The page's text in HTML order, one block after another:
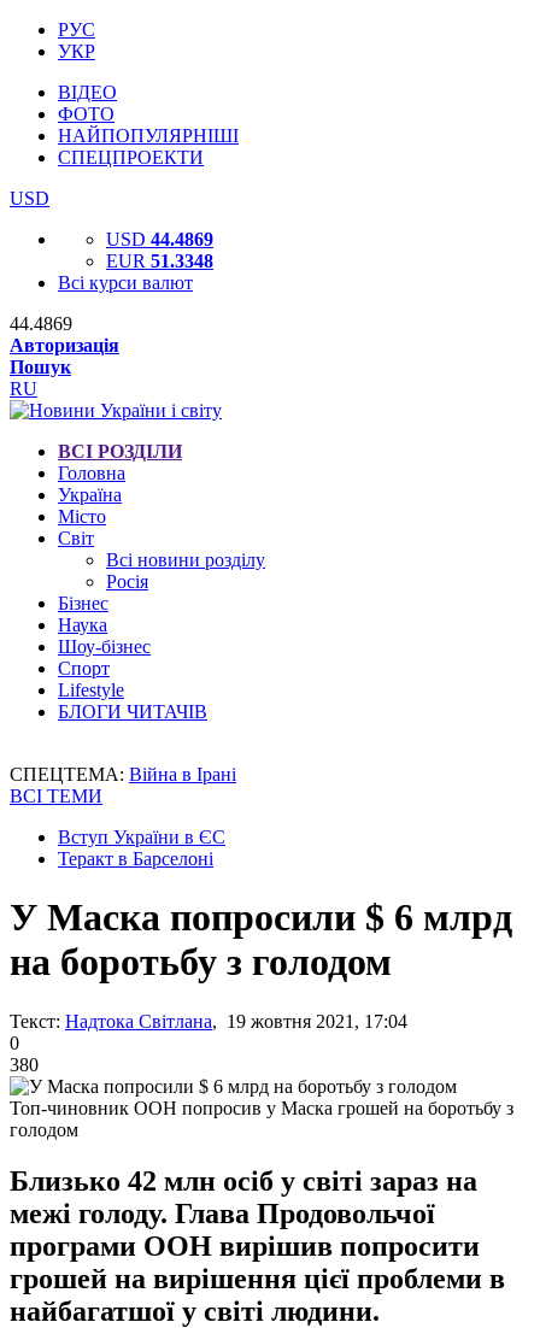
РУС
УКР
ВІДЕО
ФОТО
НАЙПОПУЛЯРНІШІ
СПЕЦПРОЕКТИ
USD
USD 44.4869
EUR 51.3348
Всі курси валют
44.4869
Авторизація
Пошук
RU
ВСІ РОЗДІЛИ
Головна
Україна
Місто
Світ
Всі новини розділу
Росія
Бізнес
Наука
Шоу-бізнес
Спорт
Lifestyle
БЛОГИ ЧИТАЧІВ
СПЕЦТЕМА: Війна в Ірані
ВСІ ТЕМИ
Вступ України в ЄС
Теракт в Барселоні
У Маска попросили $ 6 млрд
на боротьбу з голодом
Текст: Надтока Світлана, 19 жовтня 2021, 17:04
0
380
Топ-чиновник ООН попросив у Маска грошей на боротьбу з
голодом
Близько 42 млн осіб у ​​світі зараз на
межі голоду. Глава Продовольчої
програми ООН вирішив попросити
грошей на вирішення цієї проблеми в
найбагатшої у світі людини.